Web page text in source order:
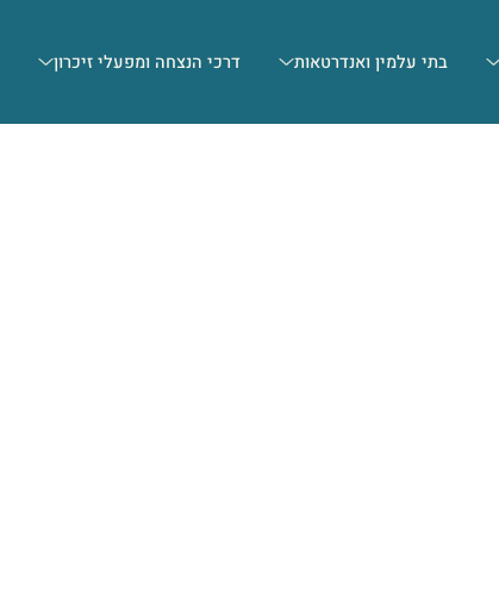
בתי עלמין ואנדרטאות דרכי הנצחה ומפעלי זיכרון